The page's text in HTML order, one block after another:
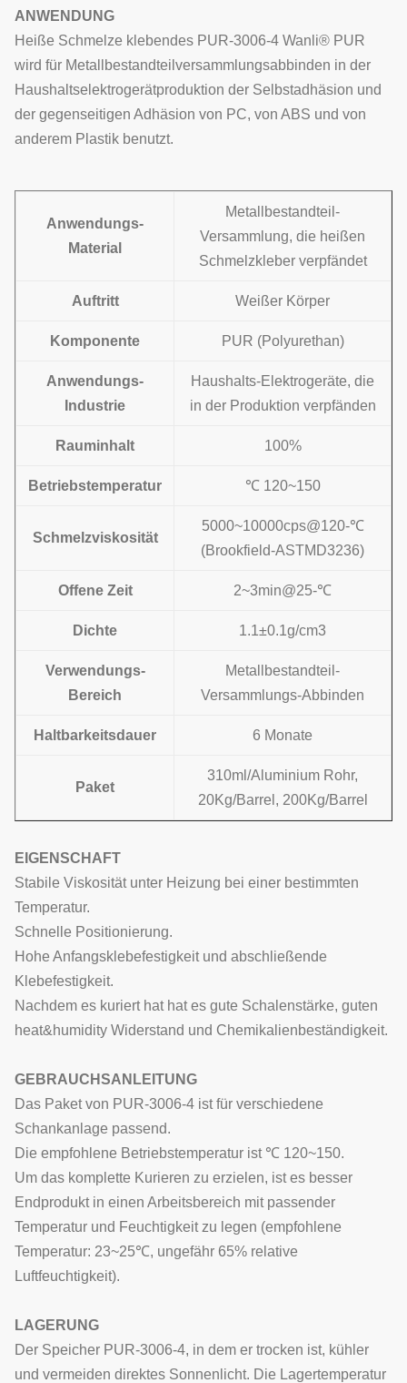
ANWENDUNG
Heiße Schmelze klebendes PUR-3006-4 Wanli® PUR
wird für Metallbestandteilversammlungsabbinden in der
Haushaltselektrogerätproduktion der Selbstadhäsion und
der gegenseitigen Adhäsion von PC, von ABS und von
anderem Plastik benutzt.
Anwendungs-
Material
Metallbestandteil-
Versammlung, die heißen
Schmelzkleber verpfändet
Auftritt Weißer Körper
Komponente PUR (Polyurethan)
Anwendungs-
Industrie
Haushalts-Elektrogeräte, die
in der Produktion verpfänden
Rauminhalt 100%
Betriebstemperatur ℃ 120~150
Schmelzviskosität
5000~10000cps@120-℃
(Brookfield-ASTMD3236)
Offene Zeit 2~3min@25-℃
Dichte 1.1±0.1g/cm3
Verwendungs-
Bereich
Metallbestandteil-
Versammlungs-Abbinden
Haltbarkeitsdauer 6 Monate
Paket
310ml/Aluminium Rohr,
20Kg/Barrel, 200Kg/Barrel
EIGENSCHAFT
Stabile Viskosität unter Heizung bei einer bestimmten
Temperatur.
Schnelle Positionierung.
Hohe Anfangsklebefestigkeit und abschließende
Klebefestigkeit.
Nachdem es kuriert hat hat es gute Schalenstärke, guten
heat&humidity Widerstand und Chemikalienbeständigkeit.
GEBRAUCHSANLEITUNG
Das Paket von PUR-3006-4 ist für verschiedene
Schankanlage passend.
Die empfohlene Betriebstemperatur ist ℃ 120~150.
Um das komplette Kurieren zu erzielen, ist es besser
Endprodukt in einen Arbeitsbereich mit passender
Temperatur und Feuchtigkeit zu legen (empfohlene
Temperatur: 23~25℃, ungefähr 65% relative
Luftfeuchtigkeit).
LAGERUNG
Der Speicher PUR-3006-4, in dem er trocken ist, kühler
und vermeiden direktes Sonnenlicht. Die Lagertemperatur